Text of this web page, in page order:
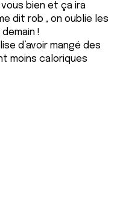
bien et ça ira
dit rob , on oublie les
!
d’avoir mangé des
moins caloriques